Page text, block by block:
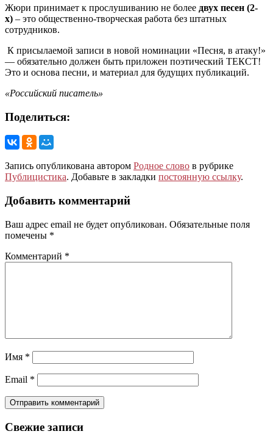
Жюри принимает к прослушиванию не более двух песен (2-
х) – это общественно-творческая работа без штатных
сотрудников.
К присылаемой записи в новой номинации «Песня, в атаку!»
— обязательно должен быть приложен поэтический ТЕКСТ!
Это и основа песни, и материал для будущих публикаций.
«Российский писатель»
Поделиться:
Запись опубликована автором Родное слово в рубрике
Публицистика. Добавьте в закладки постоянную ссылку.
Добавить комментарий
Ваш адрес email не будет опубликован. Обязательные поля
помечены *
Комментарий *
Имя *
Email *
Свежие записи